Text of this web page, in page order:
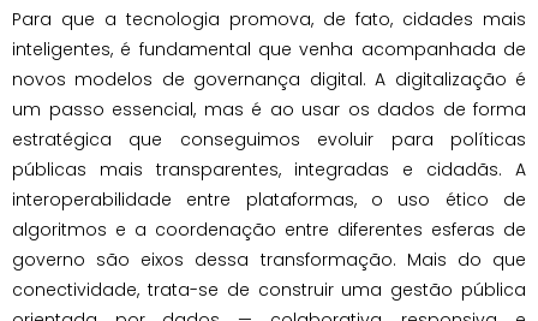
Para que a tecnologia promova, de fato, cidades mais
inteligentes, é fundamental que venha acompanhada de
novos modelos de governança digital. A digitalização é
um passo essencial, mas é ao usar os dados de forma
estratégica que conseguimos evoluir para políticas
públicas mais transparentes, integradas e cidadãs. A
interoperabilidade entre plataformas, o uso ético de
algoritmos e a coordenação entre diferentes esferas de
governo são eixos dessa transformação. Mais do que
conectividade, trata-se de construir uma gestão pública